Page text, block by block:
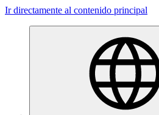
Ir directamente al contenido principal